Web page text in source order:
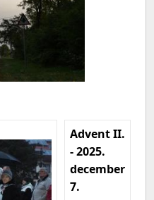
Advent II.
- 2025.
december
7.